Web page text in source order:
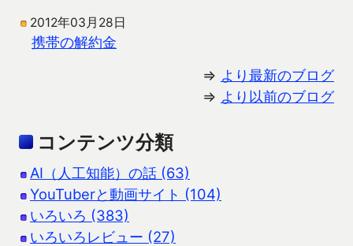
2012年03月28日
携帯の解約金
⇒ より最新のブログ
⇒ より以前のブログ
コンテンツ分類
AI（人工知能）の話 (63)
YouTuberと動画サイト (104)
いろいろ (383)
いろいろレビュー (27)